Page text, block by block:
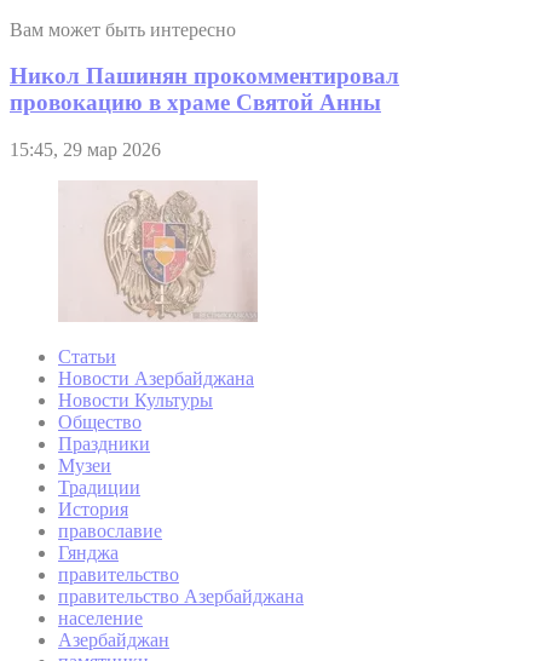
Вам может быть интересно
Никол Пашинян прокомментировал
провокацию в храме Святой Анны
15:45, 29 мар 2026
Статьи
Новости Азербайджана
Новости Культуры
Общество
Праздники
Музеи
Традиции
История
православие
Гянджа
правительство
правительство Азербайджана
население
Азербайджан